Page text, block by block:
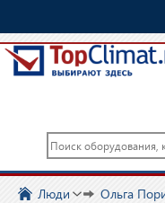
Люди Ольга